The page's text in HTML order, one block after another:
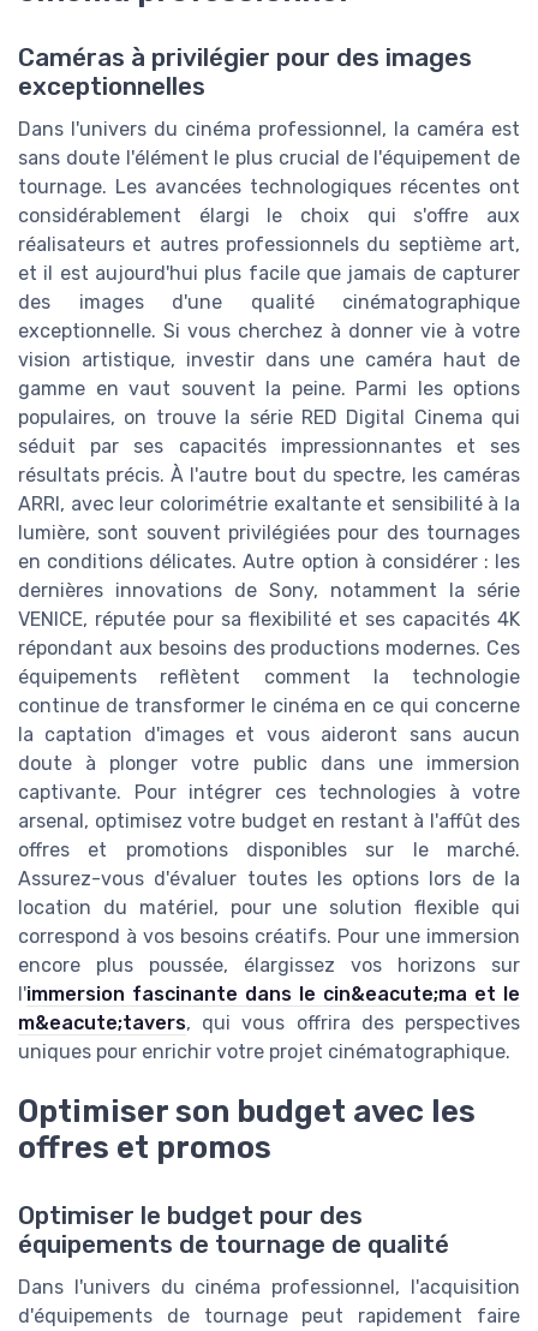
Caméras à privilégier pour des images
exceptionnelles
Dans l'univers du cinéma professionnel, la caméra est
sans doute l'élément le plus crucial de l'équipement de
tournage. Les avancées technologiques récentes ont
considérablement élargi le choix qui s'offre aux
réalisateurs et autres professionnels du septième art,
et il est aujourd'hui plus facile que jamais de capturer
des images d'une qualité cinématographique
exceptionnelle. Si vous cherchez à donner vie à votre
vision artistique, investir dans une caméra haut de
gamme en vaut souvent la peine. Parmi les options
populaires, on trouve la série RED Digital Cinema qui
séduit par ses capacités impressionnantes et ses
résultats précis. À l'autre bout du spectre, les caméras
ARRI, avec leur colorimétrie exaltante et sensibilité à la
lumière, sont souvent privilégiées pour des tournages
en conditions délicates. Autre option à considérer : les
dernières innovations de Sony, notamment la série
VENICE, réputée pour sa flexibilité et ses capacités 4K
répondant aux besoins des productions modernes. Ces
équipements reflètent comment la technologie
continue de transformer le cinéma en ce qui concerne
la captation d'images et vous aideront sans aucun
doute à plonger votre public dans une immersion
captivante. Pour intégrer ces technologies à votre
arsenal, optimisez votre budget en restant à l'affût des
offres et promotions disponibles sur le marché.
Assurez-vous d'évaluer toutes les options lors de la
location du matériel, pour une solution flexible qui
correspond à vos besoins créatifs. Pour une immersion
encore plus poussée, élargissez vos horizons sur
l'immersion fascinante dans le cin&eacute;ma et le
m&eacute;tavers, qui vous offrira des perspectives
uniques pour enrichir votre projet cinématographique.
Optimiser son budget avec les
offres et promos
Optimiser le budget pour des
équipements de tournage de qualité
Dans l'univers du cinéma professionnel, l'acquisition
d'équipements de tournage peut rapidement faire